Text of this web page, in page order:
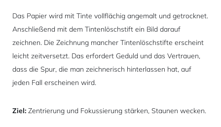
Das Papier wird mit Tinte vollflächig angemalt und getrocknet.
Anschließend mit dem Tintenlöschstift ein Bild darauf
zeichnen. Die Zeichnung mancher Tintenlöschstifte erscheint
leicht zeitversetzt. Das erfordert Geduld und das Vertrauen,
dass die Spur, die man zeichnerisch hinterlassen hat, auf
jeden Fall erscheinen wird.
Ziel: Zentrierung und Fokussierung stärken, Staunen wecken.